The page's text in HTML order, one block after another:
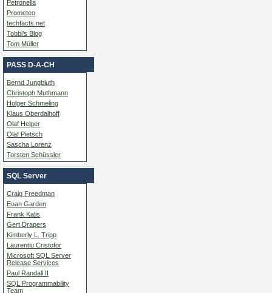
Petronella
Prometeo
techfacts.net
Tobbi’s Blog
Tom Müller
PASS D-A-CH
Bernd Jungbluth
Christoph Muthmann
Holger Schmeling
Klaus Oberdalhoff
Olaf Helper
Olaf Pietsch
Sascha Lorenz
Torsten Schüssler
SQL Server
Craig Freedman
Euan Garden
Frank Kalis
Gert Drapers
Kimberly L. Tripp
Laurentiu Cristofor
Microsoft SQL Server
Release Services
Paul Randall II
SQL Programmability
Team